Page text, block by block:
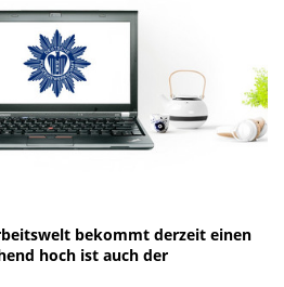
bekommt derzeit einen
hoch ist auch der